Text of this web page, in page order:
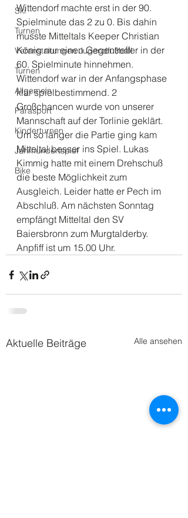
Ski
Turnen
Veranstaltungen Jugendfußball
Turnen
Allgemein
Parasport
Kinderturnen
Jahrhundertspiel
Bike
Wittendorf machte erst in der 90.
Spielminute das 2 zu 0. Bis dahin
musste Mitteltals Keeper Christian
König nur einen Gegentreffer in der
60. Spielminute hinnehmen.
Wittendorf war in der Anfangsphase
klar spielbestimmend. 2
Großchancen wurde von unserer
Mannschaft auf der Torlinie geklärt.
Um so länger die Partie ging kam
Mitteltal besser ins Spiel. Lukas
Kimmig hatte mit einem Drehschuß
die beste Möglichkeit zum
Ausgleich. Leider hatte er Pech im
Abschluß. Am nächsten Sonntag
empfängt Mitteltal den SV
Baiersbronn zum Murgtalderby.
Anpfiff ist um 15.00 Uhr.
Aktuelle Beiträge Alle ansehen